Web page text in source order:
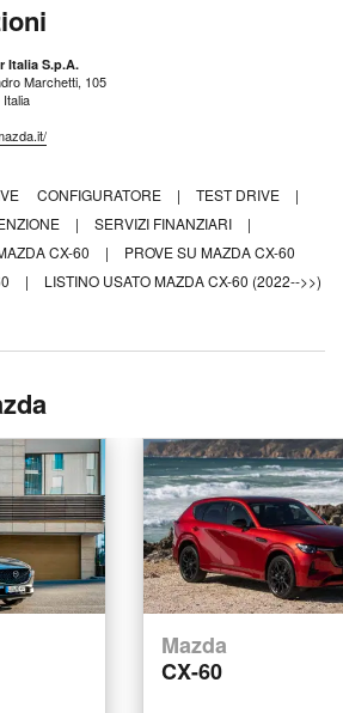
Italia S.p.A.
Marchetti, 105
CONFIGURATORE | TEST DRIVE
|
| SERVIZI FINANZIARI
|
CX-60 |
PROVE SU MAZDA CX-60
| LISTINO USATO MAZDA CX-60 (2022-->>)
Mazda
CX-60